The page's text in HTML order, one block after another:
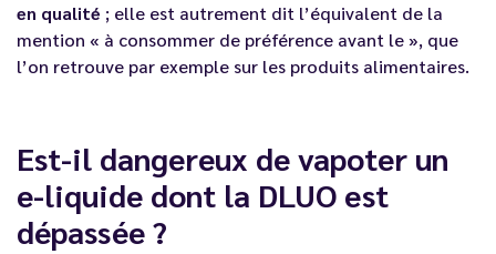
en qualité ; elle est autrement dit l’équivalent de la
mention « à consommer de préférence avant le », que
l’on retrouve par exemple sur les produits alimentaires.
Est-il dangereux de vapoter un
e-liquide dont la DLUO est
dépassée ?